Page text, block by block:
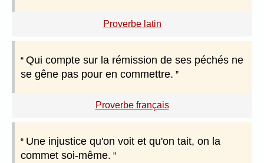
Proverbe latin
Qui compte sur la rémission de ses péchés ne
se gêne pas pour en commettre.
Proverbe français
Une injustice qu'on voit et qu'on tait, on la
commet soi-même.